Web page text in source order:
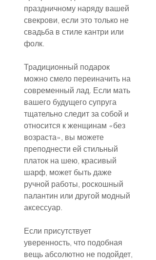
праздничному наряду вашей
свекрови, если это только не
свадьба в стиле кантри или
фолк.
Традиционный подарок
можно смело переиначить на
современный лад. Если мать
вашего будущего супруга
тщательно следит за собой и
относится к женщинам «без
возраста», вы можете
преподнести ей стильный
платок на шею, красивый
шарф, может быть даже
ручной работы, роскошный
палантин или другой модный
аксессуар.
Если присутствует
уверенность, что подобная
вещь абсолютно не подойдет,